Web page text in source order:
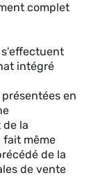
complet
s'effectuent
intégré
en
la
fait même
de la
de vente